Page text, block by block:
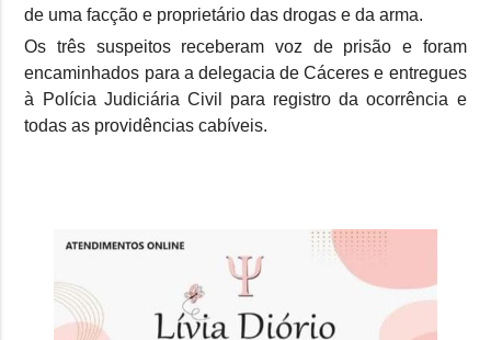
de uma facção e proprietário das drogas e da arma.
Os três suspeitos receberam voz de prisão e foram
encaminhados para a delegacia de Cáceres e entregues
à Polícia Judiciária Civil para registro da ocorrência e
todas as providências cabíveis.